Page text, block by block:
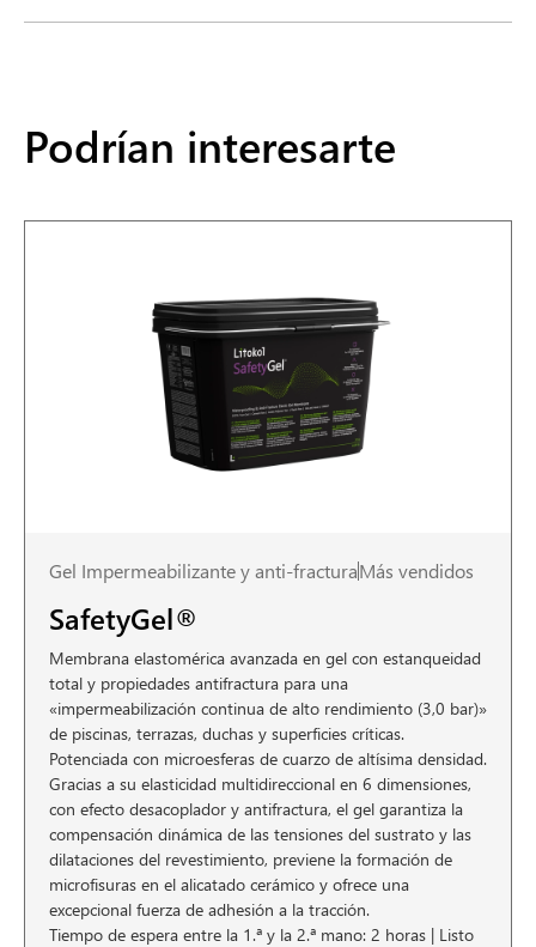
Podrían interesarte
Gel Impermeabilizante y anti-fracturaMás vendidos
SafetyGel®
Membrana elastomérica avanzada en gel con estanqueidad
total y propiedades antifractura para una
«impermeabilización continua de alto rendimiento (3,0 bar)»
de piscinas, terrazas, duchas y superficies críticas.
Potenciada con microesferas de cuarzo de altísima densidad.
Gracias a su elasticidad multidireccional en 6 dimensiones,
con efecto desacoplador y antifractura, el gel garantiza la
compensación dinámica de las tensiones del sustrato y las
dilataciones del revestimiento, previene la formación de
microfisuras en el alicatado cerámico y ofrece una
excepcional fuerza de adhesión a la tracción.
Tiempo de espera entre la 1.ª y la 2.ª mano: 2 horas | Listo